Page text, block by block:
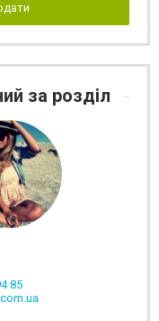
за розділ
85